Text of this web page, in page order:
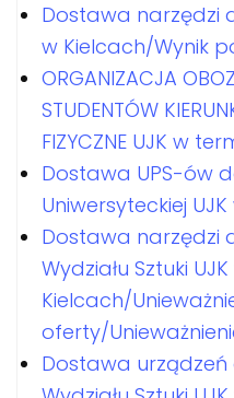
Dostawa narzędzi
w Kielcach/Wynik
ORGANIZACJA
STUDENTÓW
FIZYCZNE UJK w
Dostawa UPS-ów
Uniwersyteckiej
Dostawa narzędzi
Wydziału Sztuki
Kielcach/
oferty/
Dostawa